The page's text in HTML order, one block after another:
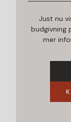
Just nu
budgivning
mer